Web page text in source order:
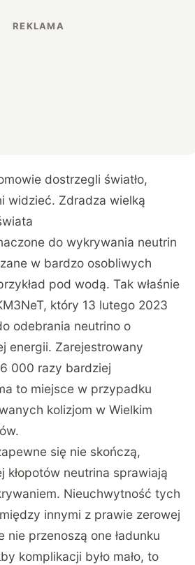
dostrzegli światło,
widzieć. Zdradza wielką
do wykrywania neutrin
w bardzo osobliwych
pod wodą. Tak właśnie
który 13 lutego 2023
odebrania neutrino o
energii. Zarejestrowany
000 razy bardziej
to miejsce w przypadku
kolizjom w Wielkim
się nie skończą,
kłopotów neutrina sprawiają
Nieuchwytność tych
innymi z prawie zerowej
nie przenoszą one ładunku
komplikacji było mało, to